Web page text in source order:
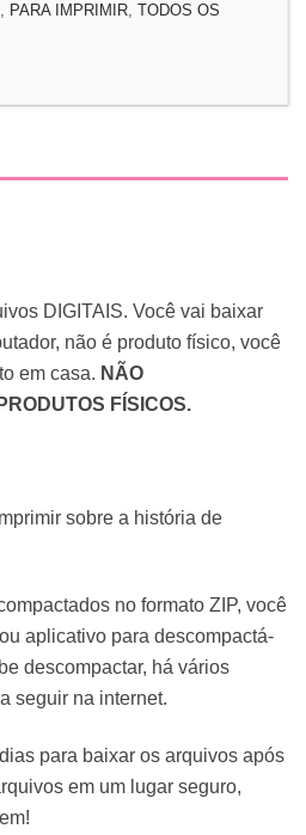
, PARA IMPRIMIR, TODOS OS
DIGITAIS. Você vai baixar
não é produto físico, você
em casa. NÃO
FÍSICOS.
sobre a história de
no formato ZIP, você
aplicativo para descompactá-
descompactar, há vários
seguir na internet.
para baixar os arquivos após
em um lugar seguro,